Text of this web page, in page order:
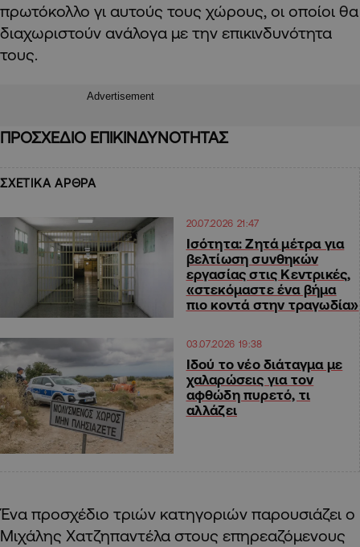
πρωτόκολλο γι αυτούς τους χώρους, οι οποίοι θα
διαχωριστούν ανάλογα με την επικινδυνότητα
τους.
Advertisement
ΠΡΟΣΧΕΔΙΟ ΕΠΙΚΙΝΔΥΝΟΤΗΤΑΣ
ΣΧΕΤΙΚΑ ΑΡΘΡΑ
20.07.2026 21:47
Ισότητα: Ζητά μέτρα για
βελτίωση συνθηκών
εργασίας στις Κεντρικές,
«στεκόμαστε ένα βήμα
πιο κοντά στην τραγωδία»
03.07.2026 19:38
Ιδού το νέο διάταγμα με
χαλαρώσεις για τον
αφθώδη πυρετό, τι
αλλάζει
Ένα προσχέδιο τριών κατηγοριών παρουσιάζει ο
Μιχάλης Χατζηπαντέλα στους επηρεαζόμενους